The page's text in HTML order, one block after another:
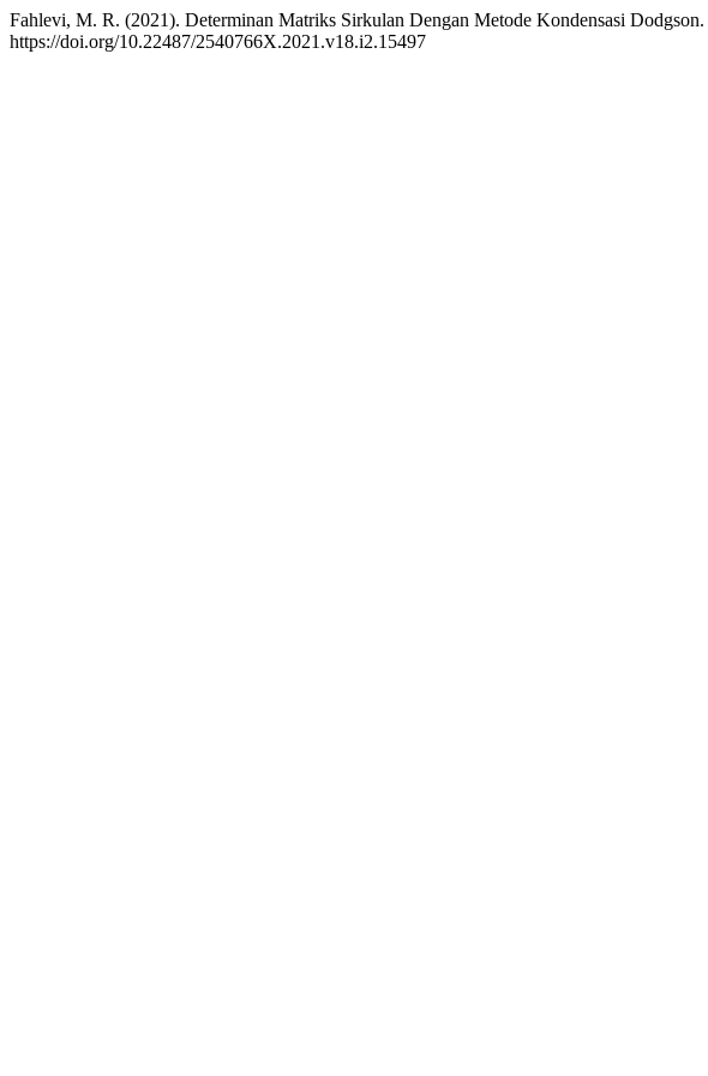
Fahlevi, M. R. (2021). Determinan Matriks Sirkulan Dengan Metode Kondensasi Dodgson.
https://doi.org/10.22487/2540766X.2021.v18.i2.15497